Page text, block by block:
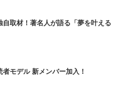
自取材！著名人が語る「夢を叶える
モデル 新メンバー加入！